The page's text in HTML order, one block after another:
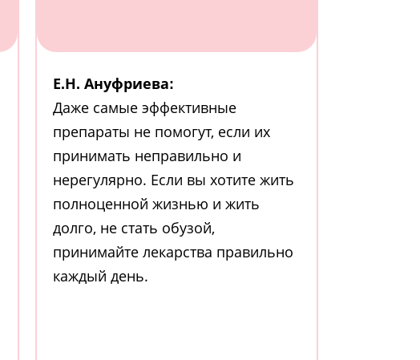
Е.Н. Ануфриева:
Даже самые эффективные
препараты не помогут, если их
принимать неправильно и
нерегулярно. Если вы хотите жить
полноценной жизнью и жить
долго, не стать обузой,
принимайте лекарства правильно
каждый день.